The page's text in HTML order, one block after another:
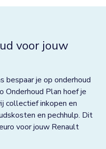
voor jouw
bespaar je op onderhoud
Onderhoud Plan hoef je
collectief inkopen en
en pechhulp. Dit
voor jouw Renault